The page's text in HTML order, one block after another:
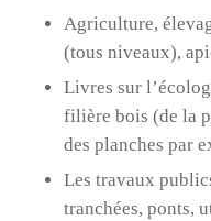
Agriculture,
(tous niveaux),
Livres sur
filière bois (de la
des planches par
Les travaux
tranchées, ponts,